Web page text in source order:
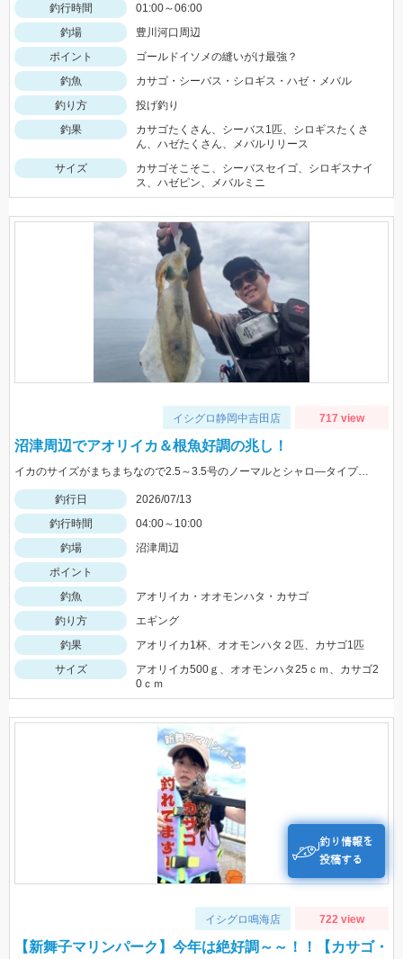
釣り情報を
投稿する
釣行時間
01:00～06:00
釣場
豊川河口周辺
ポイント
ゴールドイソメの縫いがけ最強？
釣魚
カサゴ・シーバス・シロギス・ハゼ・メバル
釣り方
投げ釣り
釣果
カサゴたくさん、シーバス1匹、シロギスたくさ
ん、ハゼたくさん、メバルリリース
サイズ
カサゴそこそこ、シーバスセイゴ、シロギスナイ
ス、ハゼピン、メバルミニ
イシグロ静岡中吉田店 717 view
沼津周辺でアオリイカ＆根魚好調の兆し！
イカのサイズがまちまちなので2.5～3.5号のノーマルとシャロ―タイプを４色程度持って行きましょう。 今回はエギ王Ｋ3号 ムラチェでヒットでした。 ジグに付け替えれば青物や根魚も狙える絶好の季節です
釣行日
2026/07/13
釣行時間
04:00～10:00
釣場
沼津周辺
ポイント
釣魚
アオリイカ・オオモンハタ・カサゴ
釣り方
エギング
釣果
アオリイカ1杯、オオモンハタ２匹、カサゴ1匹
サイズ
アオリイカ500ｇ、オオモンハタ25ｃｍ、カサゴ2
0ｃｍ
イシグロ鳴海店 722 view
【新舞子マリンパーク】今年は絶好調～～！！【カサゴ・